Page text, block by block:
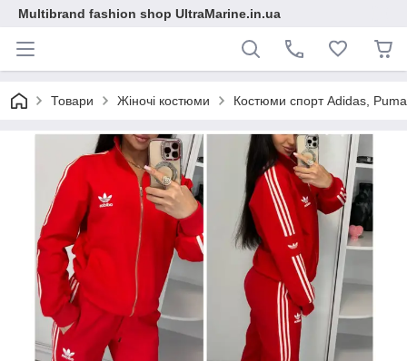
Multibrand fashion shop UltraMarine.in.ua
Товари Жіночі костюми Костюми спорт Adidas,